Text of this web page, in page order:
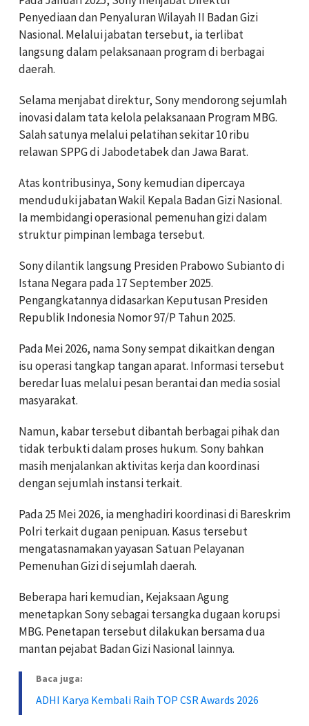
Penyediaan dan Penyaluran Wilayah II Badan Gizi
Nasional. Melalui jabatan tersebut, ia terlibat
langsung dalam pelaksanaan program di berbagai
daerah.
Selama menjabat direktur, Sony mendorong sejumlah
inovasi dalam tata kelola pelaksanaan Program MBG.
Salah satunya melalui pelatihan sekitar 10 ribu
relawan SPPG di Jabodetabek dan Jawa Barat.
Atas kontribusinya, Sony kemudian dipercaya
menduduki jabatan Wakil Kepala Badan Gizi Nasional.
Ia membidangi operasional pemenuhan gizi dalam
struktur pimpinan lembaga tersebut.
Sony dilantik langsung Presiden Prabowo Subianto di
Istana Negara pada 17 September 2025.
Pengangkatannya didasarkan Keputusan Presiden
Republik Indonesia Nomor 97/P Tahun 2025.
Pada Mei 2026, nama Sony sempat dikaitkan dengan
isu operasi tangkap tangan aparat. Informasi tersebut
beredar luas melalui pesan berantai dan media sosial
masyarakat.
Namun, kabar tersebut dibantah berbagai pihak dan
tidak terbukti dalam proses hukum. Sony bahkan
masih menjalankan aktivitas kerja dan koordinasi
dengan sejumlah instansi terkait.
Pada 25 Mei 2026, ia menghadiri koordinasi di Bareskrim
Polri terkait dugaan penipuan. Kasus tersebut
mengatasnamakan yayasan Satuan Pelayanan
Pemenuhan Gizi di sejumlah daerah.
Beberapa hari kemudian, Kejaksaan Agung
menetapkan Sony sebagai tersangka dugaan korupsi
MBG. Penetapan tersebut dilakukan bersama dua
mantan pejabat Badan Gizi Nasional lainnya.
Baca juga:
ADHI Karya Kembali Raih TOP CSR Awards 2026